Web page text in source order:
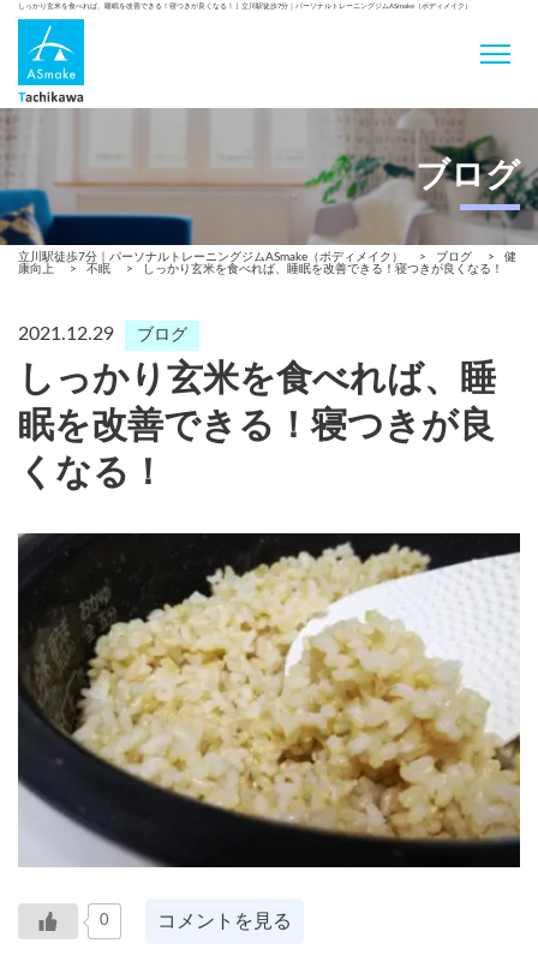
しっかり玄米を食べれば、睡眠を改善できる！寝つきが良くなる！ | 立川駅徒歩7分｜パーソナルトレーニングジムASmake（ボディメイク）
ブログ
立川駅徒歩7分｜パーソナルトレーニングジムASmake（ボディメイク） > ブログ >
健
康向上
> 不眠 > しっかり玄米を食べれば、睡眠を改善できる！寝つきが良くなる！
2021.12.29 ブログ
しっかり玄米を食べれば、睡
眠を改善できる！寝つきが良
くなる！
0 コメントを見る